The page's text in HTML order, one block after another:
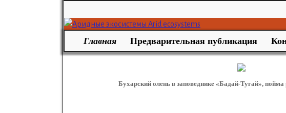
Главная Предварительная публикация
Бухарский олень в заповеднике «Бадай-Тугай»,